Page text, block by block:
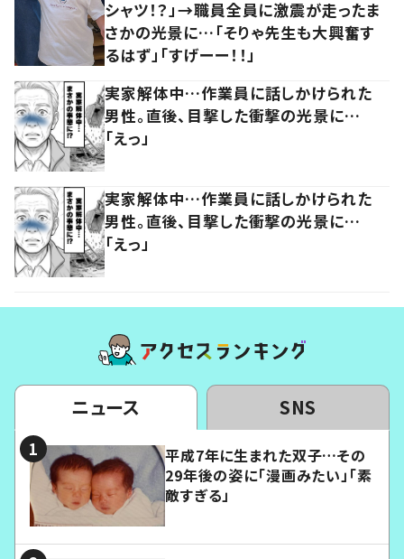
シャツ！？」→職員全員に激震が走ったま
さかの光景に…「そりゃ先生も大興奮す
るはず」「すげーー！！」
実家解体中…作業員に話しかけられた
男性。直後、目撃した衝撃の光景に…
「えっ」
実家解体中…作業員に話しかけられた
男性。直後、目撃した衝撃の光景に…
「えっ」
ニュース SNS
平成7年に生まれた双子…その
29年後の姿に「漫画みたい」「素
敵すぎる」